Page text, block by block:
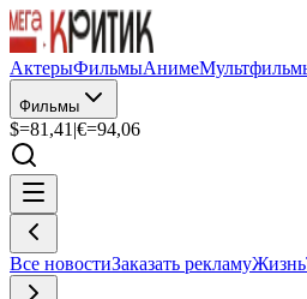
АктерыФильмыАниме
Фильмы
$=81,41 |€=94,06
Все новостиЗаказать рекламуЖизнь